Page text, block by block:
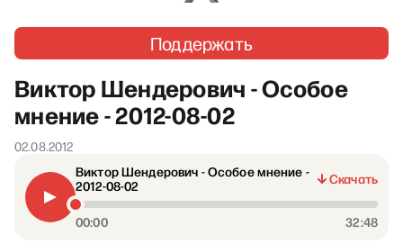
Поддержать
Виктор Шендерович - Особое
мнение - 2012-08-02
02.08.2012
Виктор Шендерович - Особое мнение -
2012-08-02
Скачать
00:00 32:48